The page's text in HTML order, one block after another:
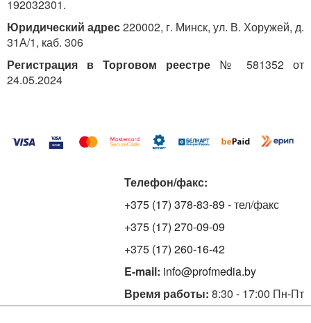
192032301.
Юридический адрес220002, г. Минск, ул. В. Хоружей, д.
31А/1, каб. 306
Регистрация в Торговом реестре № 581352 от
24.05.2024
Телефон/факс:
+375 (17) 378-83-89 - тел/факс
+375 (17) 270-09-09
+375 (17) 260-16-42
E-mail: info@profmedia.by
Время работы: 8:30 - 17:00 Пн-Пт